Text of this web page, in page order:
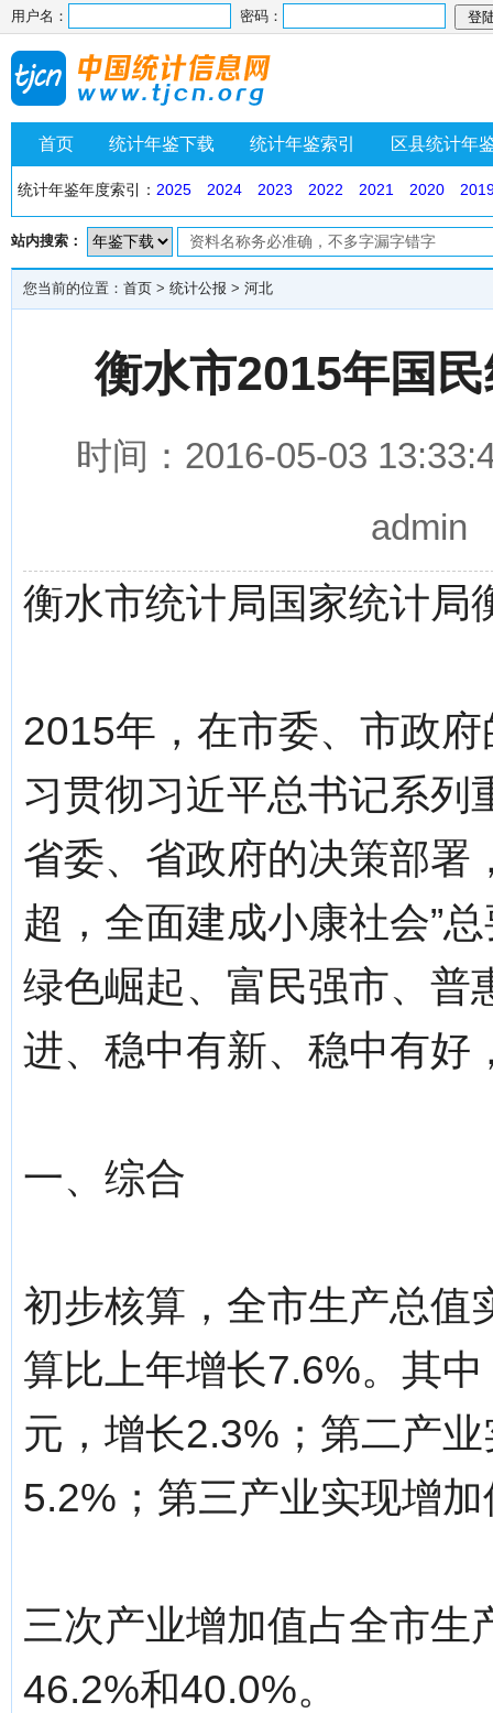
用户名： 密码：
首页 统计年鉴下载 统计年鉴索引 区县统计年
统计年鉴年度索引： 2025 2024 2023 2022 2021 2020
站内搜索：
您当前的位置： 首页 > 统计公报 > 河北
衡水市2015年国
时间：2016-05-03
admin
衡水市统计局国家统计局
2015年，在市委、市政
习贯彻习近平总书记系列
省委、省政府的决策部署
超，全面建成小康社会”
绿色崛起、富民强市、普
进、稳中有新、稳中有好
一、综合
初步核算，全市生产总值
算比上年增长7.6%。其
元，增长2.3%；第二产
5.2%；第三产业实现增
三次产业增加值占全市生
46.2%和40.0%。